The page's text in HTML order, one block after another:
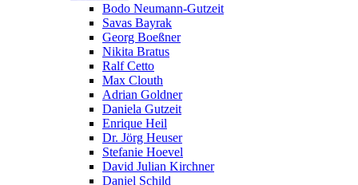
Bodo Neumann-Gutzeit
Savas Bayrak
Georg Boeßner
Nikita Bratus
Ralf Cetto
Max Clouth
Adrian Goldner
Daniela Gutzeit
Enrique Heil
Dr. Jörg Heuser
Stefanie Hoevel
David Julian Kirchner
Daniel Schild